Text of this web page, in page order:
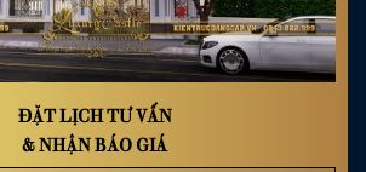
ĐẶT LỊCH TƯ VẤN
& NHẬN BÁO GIÁ